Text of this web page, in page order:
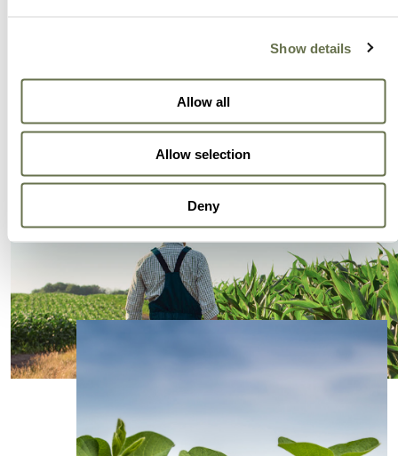
Show details
Allow all
Allow selection
Deny